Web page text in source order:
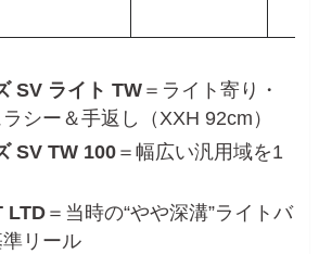
SV ライト TW＝ライト寄り・
シー＆手返し（XXH 92cm）
SV TW 100＝幅広い汎用域を1
LTD ＝当時の“やや深溝”ライトバ
リール